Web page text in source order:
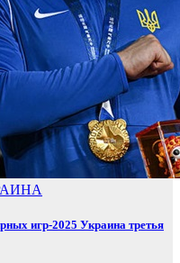
игр-2025 Украина третья